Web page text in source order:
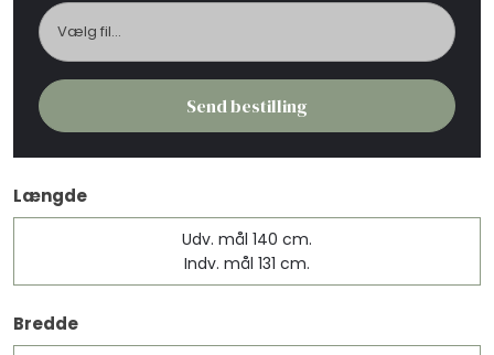
Længde
Udv. mål 140 cm.
Indv. mål 131 cm.​
Bredde​